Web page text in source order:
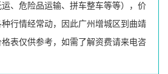
、危险品运输、拼车整车等等），价
行情经常动，因此广州增城区到曲靖
表仅供参考，如需了解资费请来电咨